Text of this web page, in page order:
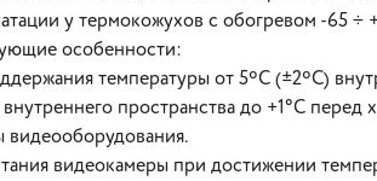
у термокожухов с обогревом -65 ÷
особенности:
температуры от 5ºС (±2ºС)
пространства до +1°С
видеокамеры при достижении